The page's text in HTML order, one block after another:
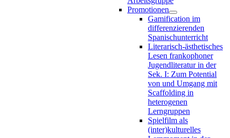
Promotionen
Gamification im
differenzierenden
Spanischunterricht
Literarisch-ästhetisches
Lesen frankophoner
Jugendliteratur in der
Sek. I: Zum Potential
von und Umgang mit
Scaffolding in
heterogenen
Lerngruppen
Spielfilm als
(inter)kulturelles